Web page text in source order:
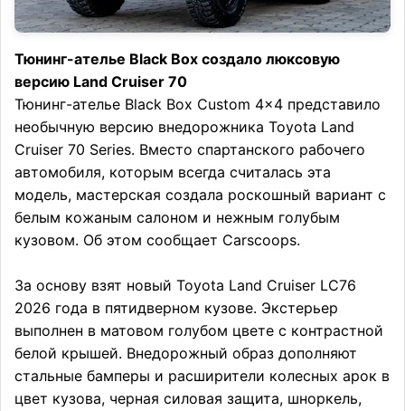
Тюнинг-ателье Black Box создало люксовую
версию Land Cruiser 70
Тюнинг-ателье Black Box Custom 4×4 представило
необычную версию внедорожника Toyota Land
Cruiser 70 Series. Вместо спартанского рабочего
автомобиля, которым всегда считалась эта
модель, мастерская создала роскошный вариант с
белым кожаным салоном и нежным голубым
кузовом. Об этом сообщает Carscoops.
За основу взят новый Toyota Land Cruiser LC76
2026 года в пятидверном кузове. Экстерьер
выполнен в матовом голубом цвете с контрастной
белой крышей. Внедорожный образ дополняют
стальные бамперы и расширители колесных арок в
цвет кузова, черная силовая защита, шноркель,